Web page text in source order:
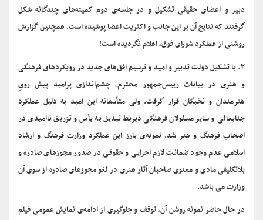
دبیر و اعضای حقیقی تشکیل و در جلسه‌ی دوم کمیته‌های چندگانه شکل
گرفتند که نتایج آن بر این جانب و اکثریت اعضا پوشیده است. همچنین گزارش
روشنی از عملکرد شورای فوق، اعلام نگردیده است!
۲. با تشکیل دولت تدبیر و امید و ترسیم افق‌های جدید در رویکردهای فرهنگی
و هنری در بیانات رییس‌جمهور محترم، چشم‌اندازی پرامید پیش رویِ
هنرمندان و نخبگان قرار گرفت. ولی متأسفانه این امید به دلیل عملکرد
جنابعالی و سایر مسئولان فرهنگی ذیربط تبدیل به یأس و تزریق ناامیدی در
اصحاب فرهنگ و هنر شد. نمونه‌ی بارز این عملکرد وزارت فرهنگ و ارشاد
اسلامی عدم وجود ضمانت لازم اجرایی و حقوقی در صدور مجوزهای صادره و
بلاتکلیفی مادی و معنوی صاحبان آثار هنری در لغو مجوزهای صادره از سوی آن
وزارت می باشد.
در حال حاضر نمونه روشن آن، توقف و جلوگیری از ادامه‌ی نمایش عمومی فیلم